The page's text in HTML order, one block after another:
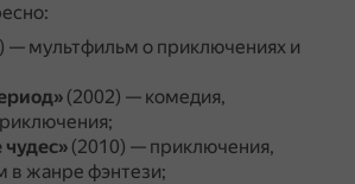
— мультфильм о приключениях и
(2002) — комедия,
чудес» (2010) — приключения,
в жанре фэнтези;